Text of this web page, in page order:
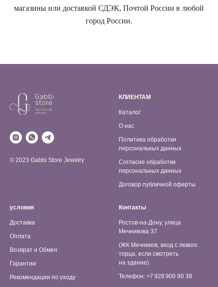
магазины или доставкой СДЭК, Почтой России в любой
город России.
© 2023 Gabbi Store Jewelry
КЛИЕНТАМ
Каталог
О нас
Политика обработки
персональных данных
Согласие обработки
персональных данных
Договор публичной оферты
условия
Доставка
Оплата
Возврат и Обмен
Гарантии
Рекомендации по уходу
Контакты
Ростов-на-Дону, улица
Мечникова 37
(ЖК Мечников, вход с левого
торца, если смотреть
на здание)
Телефон: +7 928 900 90 38